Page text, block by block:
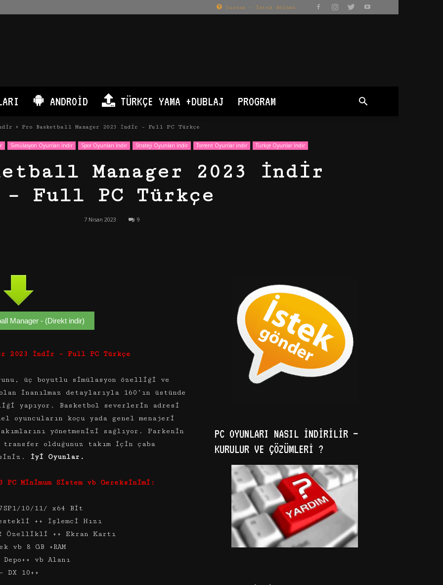
Yardım – İstek Bölümü
ANDROID TÜRKÇE YAMA +DUBLAJ PROGRAM
Pro Basketball Manager 2023 İndir – Full PC Türkçe
Simülasyon Oyunları İndir Spor Oyunları İndir Strateji Oyunları İndir Torrent Oyunlar indir Türkçe Oyunlar İndir
Manager 2023 İndir
– Full PC Türkçe
7 Nisan 2023 9
Manager - (Direkt indir)
2023 İndir – Full PC Türkçe
üç boyutlu simülasyon özelliği ve
inanılmaz detaylarıyla 160’ın üstünde
yapıyor. Basketbol severlerin adresi
oyuncuların koçu yada genel menajeri
yönetmenizi sağlıyor. Parkenin
olduğunuz takım için çaba
İyi Oyunlar.
PC Minimum Sistem vb Gereksinimi:
10/11/ x64 Bit
++ İşlemci Hızı
Özellikli ++ Ekran Kartı
vb 8 GB +RAM
Depo++ vb Alanı
DX 10++
PC OYUNLARI NASIL İNDIRILIR –
KURULUR VE ÇÖZÜMLERI ?